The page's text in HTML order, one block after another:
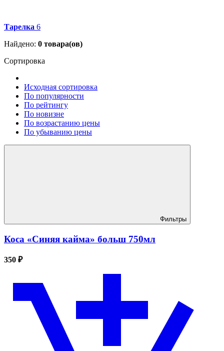
Тарелка 6
Найдено: 0 товара(ов)
Сортировка
Исходная сортировка
По популярности
По рейтингу
По новизне
По возрастанию цены
По убыванию цены
Фильтры
Коса «Синяя кайма» больш 750мл
350 ₽